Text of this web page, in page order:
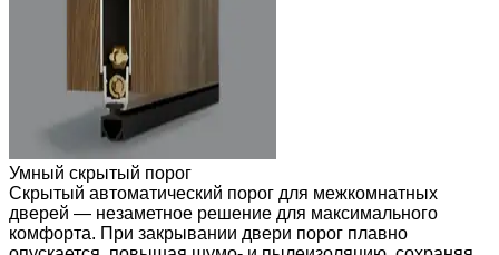
Умный скрытый порог
Скрытый автоматический порог для межкомнатных
дверей — незаметное решение для максимального
комфорта. При закрывании двери порог плавно